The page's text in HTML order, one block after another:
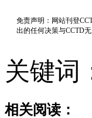
免责声明：网站刊登
出的任何决策与CCTD
关键词
相关阅读：